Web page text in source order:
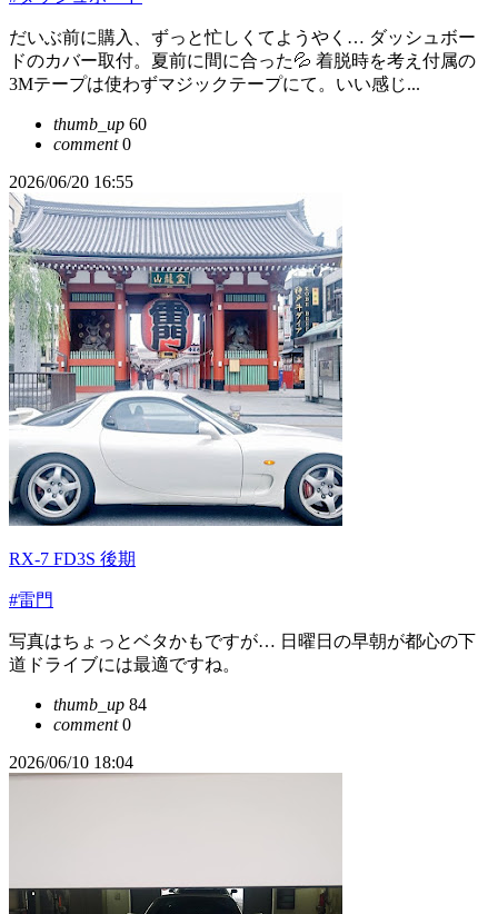
だいぶ前に購入、ずっと忙しくてようやく… ダッシュボー
ドのカバー取付。夏前に間に合った💦 着脱時を考え付属の
3Mテープは使わずマジックテープにて。いい感じ...
thumb_up 60
comment0
2026/06/20 16:55
RX-7 FD3S 後期
#雷門
写真はちょっとベタかもですが… 日曜日の早朝が都心の下
道ドライブには最適ですね。
thumb_up 84
comment0
2026/06/10 18:04